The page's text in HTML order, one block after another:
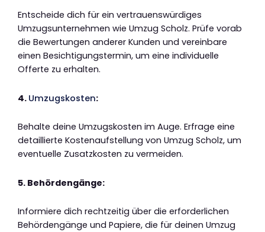
Entscheide dich für ein vertrauenswürdiges
Umzugsunternehmen wie Umzug Scholz. Prüfe vorab
die Bewertungen anderer Kunden und vereinbare
einen Besichtigungstermin, um eine individuelle
Offerte zu erhalten.
4. Umzugskosten:
Behalte deine Umzugskosten im Auge. Erfrage eine
detaillierte Kostenaufstellung von Umzug Scholz, um
eventuelle Zusatzkosten zu vermeiden.
5. Behördengänge:
Informiere dich rechtzeitig über die erforderlichen
Behördengänge und Papiere, die für deinen Umzug